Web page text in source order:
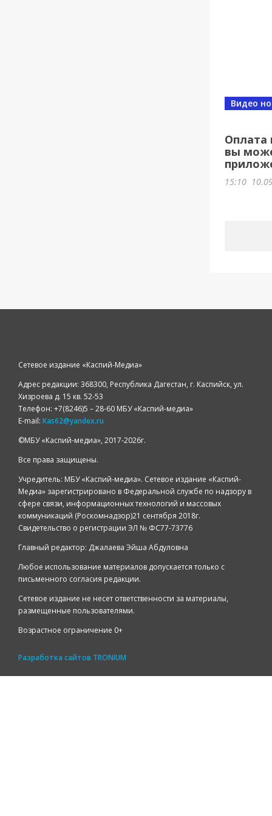
Оплата
вы
Видео
15:10
Сетевое издание «Каспий-Медиа»
Адрес редакции: 368300, Республика Дагестан, г. Каспийск, ул.
Хизроева д. 15 кв. 52-53
Телефон: +7(8246)5 – 28-60 МБУ «Каспий-медиа»
E-mail: Kas62@yandex.ru
©️МБУ «Каспий-медиа», 2017-2026г.
Все права защищены.
Учредитель: МБУ «Каспий-медиа». Сетевое издание «Каспий-
Медиа» зарегистрировано в Федеральной службе по надзору в
сфере связи, информационных технологий и массовых
коммуникаций (Роскомнадзор)21 сентября 2018г.
Свидетельство о регистрации ЭЛ № ФС77-73776
Главный редактор: Джалаева Эйша Абдуловна
Любое использование материалов допускается только с
письменного согласия редакции.
Сетевое издание не несет ответственности за материалы,
размещенные пользователями.
Возрастное ограничение 0+
Разработка сайтов TRONIUM